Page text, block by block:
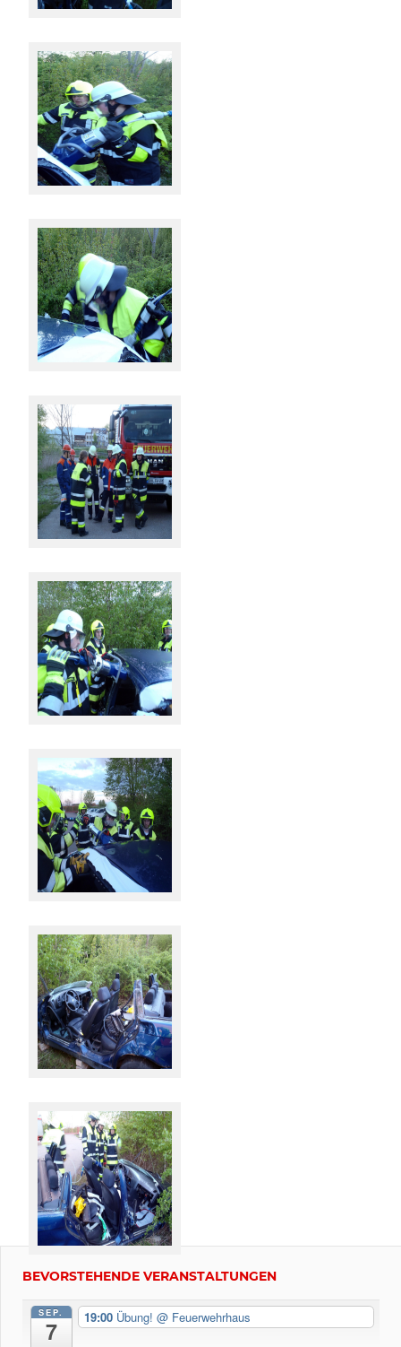
BEVORSTEHENDE VERANSTALTUNGEN
SEP.
7
19:00 Übung! @ Feuerwehrhaus